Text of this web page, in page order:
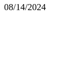
08/14/2024